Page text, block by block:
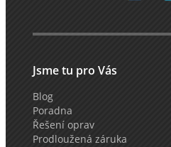
Jsme tu pro Vás
Blog
Poradna
Řešení oprav
Prodloužená záruka